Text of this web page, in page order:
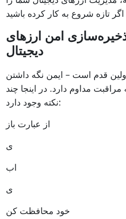
امن ارزهای
دیجیتال
قدم است – ایمن نگه داشتن
مراقبت مداوم دارد. در اینجا چند
نکته وجود دارد:
از عبارت باز
ی
اب
ی
خود محافظت کن